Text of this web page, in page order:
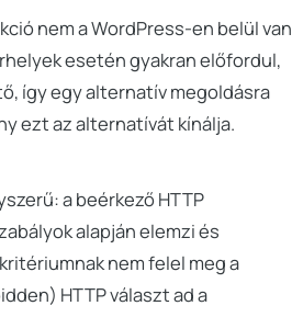
nem a WordPress-en belül van
esetén gyakran előfordul,
így egy alternatív megoldásra
ezt az alternatívát kínálja.
a beérkező HTTP
alapján elemzi és
nem felel meg a
HTTP választ ad a